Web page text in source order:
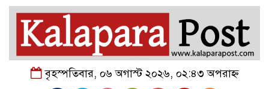
বৃহস্পতিবার, ০৬ অগাস্ট ২০২৬, ০২:৪৩ অপরাহ্ন